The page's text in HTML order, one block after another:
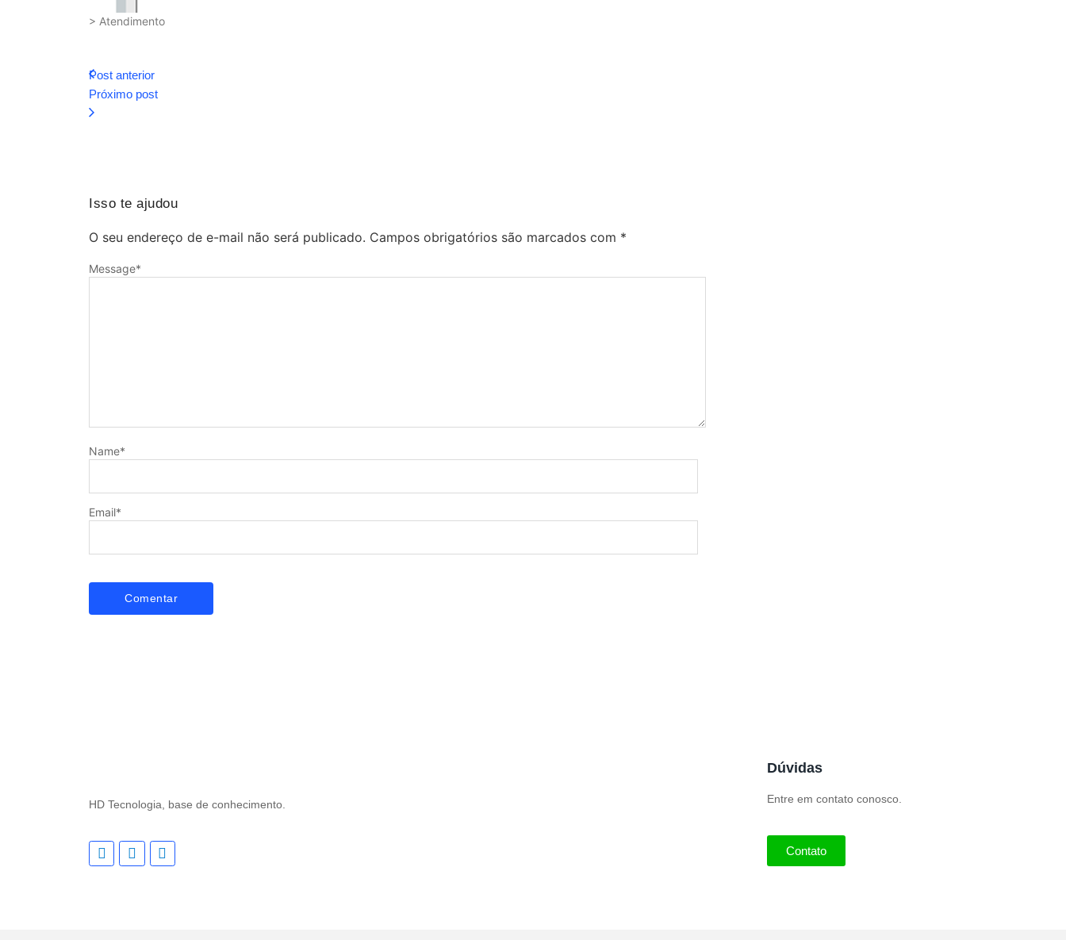
> Atendimento
Post anterior
Próximo post
Isso te ajudou
O seu endereço de e-mail não será publicado. Campos obrigatórios são marcados com *
Message*
Name*
Email*
HD Tecnologia, base de conhecimento.
Dúvidas
Entre em contato conosco.
Contato